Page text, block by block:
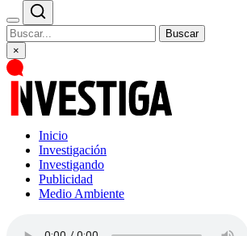
Buscar
×
Inicio
Investigación
Investigando
Publicidad
Medio Ambiente